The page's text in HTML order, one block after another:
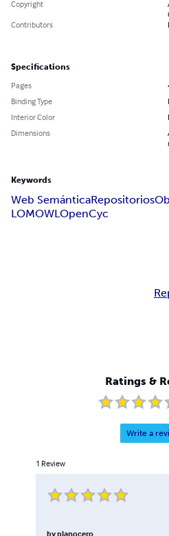
Copyright
Contributors
Specifications
Pages
Binding Type
Interior Color
Dimensions
Keywords
Web SemánticaRepositorios
LOMOWLOpenCyc
Ratings &
Write a
1 Review
byplanocero